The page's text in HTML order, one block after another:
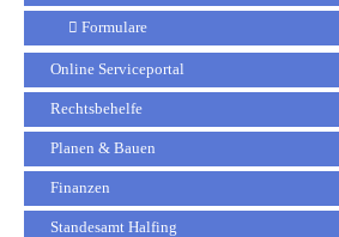
Formulare
Online Serviceportal
Rechtsbehelfe
Planen & Bauen
Finanzen
Standesamt Halfing